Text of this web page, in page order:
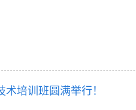
培训班圆满举行！